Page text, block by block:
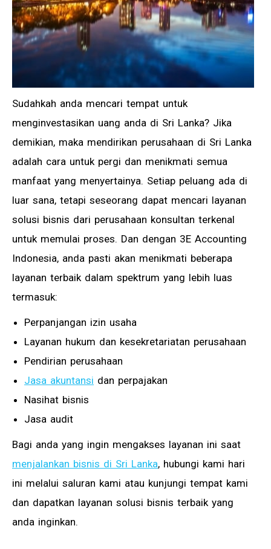
Sudahkah anda mencari tempat untuk
menginvestasikan uang anda di Sri Lanka? Jika
demikian, maka mendirikan perusahaan di Sri Lanka
adalah cara untuk pergi dan menikmati semua
manfaat yang menyertainya. Setiap peluang ada di
luar sana, tetapi seseorang dapat mencari layanan
solusi bisnis dari perusahaan konsultan terkenal
untuk memulai proses. Dan dengan 3E Accounting
Indonesia, anda pasti akan menikmati beberapa
layanan terbaik dalam spektrum yang lebih luas
termasuk:
Perpanjangan izin usaha
Layanan hukum dan kesekretariatan perusahaan
Pendirian perusahaan
Jasa akuntansi dan perpajakan
Nasihat bisnis
Jasa audit
Bagi anda yang ingin mengakses layanan ini saat
menjalankan bisnis di Sri Lanka, hubungi kami hari
ini melalui saluran kami atau kunjungi tempat kami
dan dapatkan layanan solusi bisnis terbaik yang
anda inginkan.